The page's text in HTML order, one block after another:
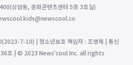
상암동, 문화콘텐츠센터 5층 3호실)
7-10) | 청소년보호 책임자 : 조영제 | 통신
호 | © 2023 News'cool Inc. all rights